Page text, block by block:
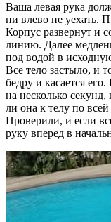
Ваша левая рука
ни влево не уехать.
Корпус развернут и
линию. Далее
под водой в
Все тело застыло, и
бедру и касается
на несколько секунд,
ли она к телу по
Проверили, и если
руку вперед в